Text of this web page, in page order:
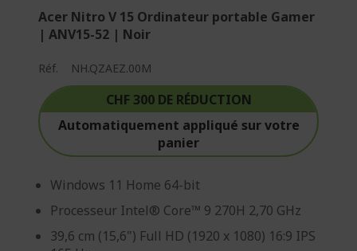
Acer Nitro V 15 Ordinateur portable Gamer
| ANV15-52 | Noir
Réf. NH.QZAEZ.00M
CHF 300 DE RÉDUCTION
Automatiquement appliqué sur votre
panier
Windows 11 Home 64-bit
Processeur Intel® Core™ 9 270H 2,70 GHz
39,6 cm (15,6") Full HD (1920 x 1080) 16:9 IPS